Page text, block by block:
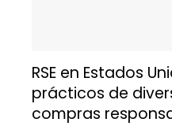
RSE en Estados
prácticos de
compras